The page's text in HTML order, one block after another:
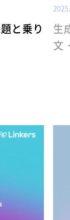
と乗り
生
文